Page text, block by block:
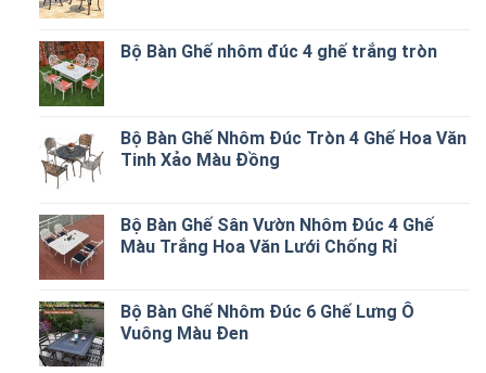
Bộ Bàn Ghế nhôm đúc 4 ghế trắng tròn
Bộ Bàn Ghế Nhôm Đúc Tròn 4 Ghế Hoa Văn
Tinh Xảo Màu Đồng
Bộ Bàn Ghế Sân Vườn Nhôm Đúc 4 Ghế
Màu Trắng Hoa Văn Lưới Chống Rỉ
Bộ Bàn Ghế Nhôm Đúc 6 Ghế Lưng Ô
Vuông Màu Đen